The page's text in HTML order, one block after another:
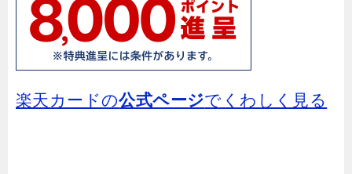
楽天カードの公式ページでくわしく見る